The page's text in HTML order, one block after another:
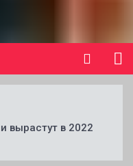
вырастут в 2022